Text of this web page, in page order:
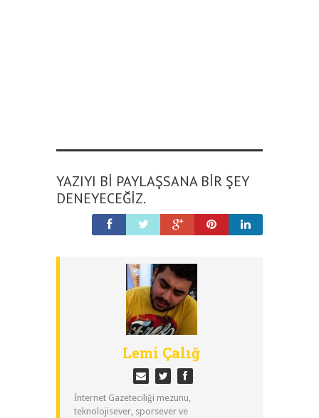
YAZIYI BI PAYLAŞSANA BIR ŞEY
DENEYECEĞIZ.
Lemi Çalığ
İnternet Gazeteciliği mezunu,
teknolojisever, sporsever ve